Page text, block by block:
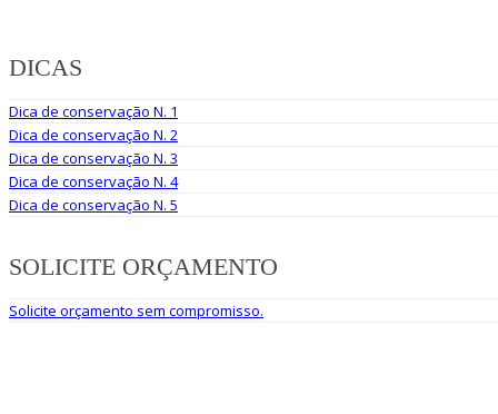
DICAS
Dica de conservação N. 1
Dica de conservação N. 2
Dica de conservação N. 3
Dica de conservação N. 4
Dica de conservação N. 5
SOLICITE ORÇAMENTO
Solicite orçamento sem compromisso.